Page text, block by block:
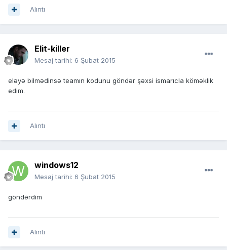
Alıntı
Elit-killer
Mesaj tarihi: 6 Şubat 2015
eləyə bilmədinsə teamın kodunu göndər şəxsi ismarıcla köməklik
edim.
Alıntı
windows12
Mesaj tarihi: 6 Şubat 2015
göndərdim
Alıntı